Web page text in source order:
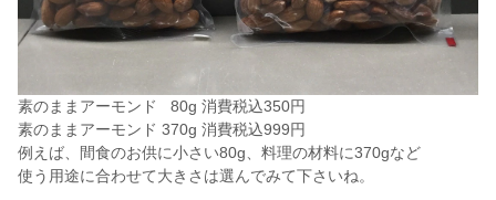
素のままアーモンド 80g 消費税込350円
素のままアーモンド 370g 消費税込999円
例えば、間食のお供に小さい80g、料理の材料に370gなど
使う用途に合わせて大きさは選んでみて下さいね。